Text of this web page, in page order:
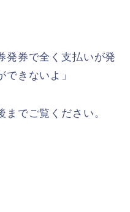
発券で全く支払いが発
きないよ」
でご覧ください。